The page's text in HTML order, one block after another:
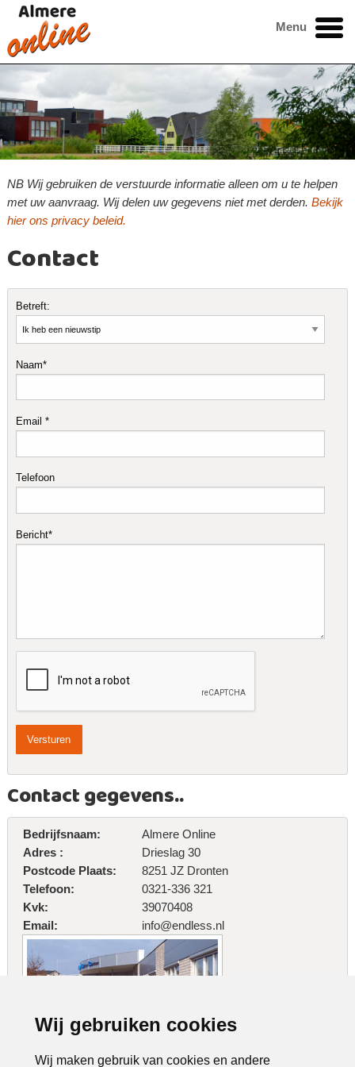
Wij gebruiken cookies
Wij maken gebruik van cookies en andere
Menu
NB Wij gebruiken de verstuurde informatie alleen om u te helpen
met uw aanvraag. Wij delen uw gegevens niet met derden.Bekijk
hier ons privacy beleid.
Contact
Betreft:
Naam*
Email *
Telefoon
Bericht*
Contact gegevens..
Bedrijfsnaam:
Adres :
Postcode Plaats:
Telefoon:
Kvk:
Email:
Almere Online
Drieslag 30
8251 JZ Dronten
0321-336 321
39070408
info@endless.nl